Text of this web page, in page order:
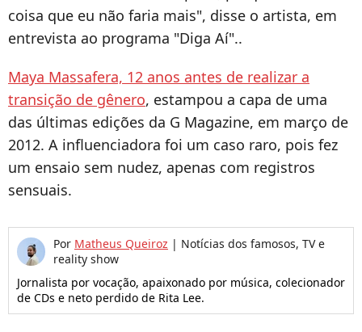
coisa que eu não faria mais", disse o artista, em
entrevista ao programa "Diga Aí"..
Maya Massafera, 12 anos antes de realizar a
transição de gênero, estampou a capa de uma
das últimas edições da G Magazine, em março de
2012. A influenciadora foi um caso raro, pois fez
um ensaio sem nudez, apenas com registros
sensuais.
Por Matheus Queiroz | Notícias dos famosos, TV e
reality show
Jornalista por vocação, apaixonado por música, colecionador
de CDs e neto perdido de Rita Lee.